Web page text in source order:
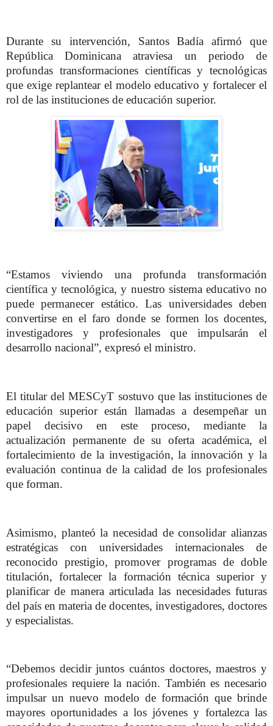
Durante su intervención, Santos Badía afirmó que
República Dominicana atraviesa un periodo de
profundas transformaciones científicas y tecnológicas
que exige replantear el modelo educativo y fortalecer el
rol de las instituciones de educación superior.
“Estamos viviendo una profunda transformación
científica y tecnológica, y nuestro sistema educativo no
puede permanecer estático. Las universidades deben
convertirse en el faro donde se formen los docentes,
investigadores y profesionales que impulsarán el
desarrollo nacional”, expresó el ministro.
El titular del MESCyT sostuvo que las instituciones de
educación superior están llamadas a desempeñar un
papel decisivo en este proceso, mediante la
actualización permanente de su oferta académica, el
fortalecimiento de la investigación, la innovación y la
evaluación continua de la calidad de los profesionales
que forman.
Asimismo, planteó la necesidad de consolidar alianzas
estratégicas con universidades internacionales de
reconocido prestigio, promover programas de doble
titulación, fortalecer la formación técnica superior y
planificar de manera articulada las necesidades futuras
del país en materia de docentes, investigadores, doctores
y especialistas.
“Debemos decidir juntos cuántos doctores, maestros y
profesionales requiere la nación. También es necesario
impulsar un nuevo modelo de formación que brinde
mayores oportunidades a los jóvenes y fortalezca las